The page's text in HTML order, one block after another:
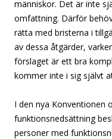
människor. Det är inte
omfattning. Därför
rätta med bristerna i
av dessa åtgärder,
förslaget är ett bra
kommer inte i sig självt
I den nya Konventionen
funktionsnedsättning
personer med